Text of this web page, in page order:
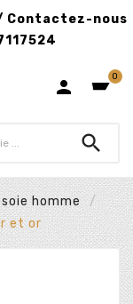
Contactez-nous
 0

homme
et or